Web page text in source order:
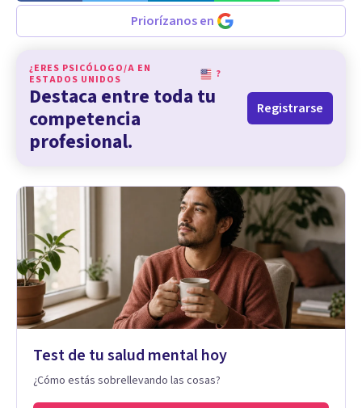
Priorízanos en
¿ERES PSICÓLOGO/A EN
ESTADOS UNIDOS
?
Destaca entre toda tu
competencia
profesional.
Registrarse
Test de tu salud mental hoy
¿Cómo estás sobrellevando las cosas?